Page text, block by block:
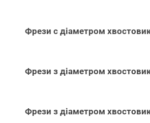
Фрези с діаметром
Фрези з діаметром
Фрези з діаметром